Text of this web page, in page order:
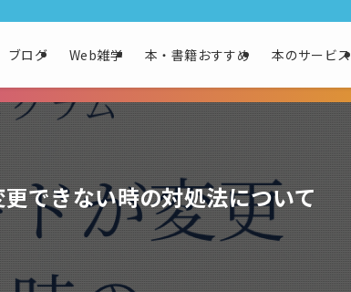
ブログ Web雑学 本・書籍おすすめ 本のサービス
できない時の対処法について